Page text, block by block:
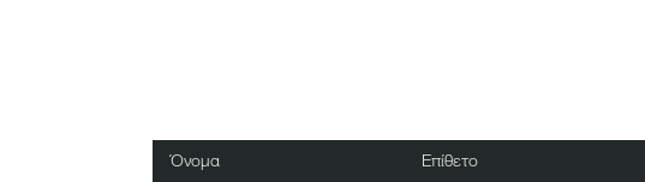
Όνομα Επίθετο